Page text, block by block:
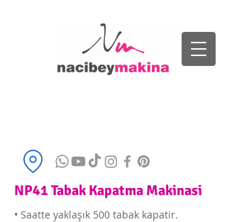
NP41 Tabak Kapatma Makinasi
• Saatte yaklaşık 500 tabak kapatir.